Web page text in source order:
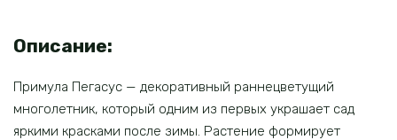
Описание:
Примула Пегасус — декоративный раннецветущий
многолетник, который одним из первых украшает сад
яркими красками после зимы. Растение формирует